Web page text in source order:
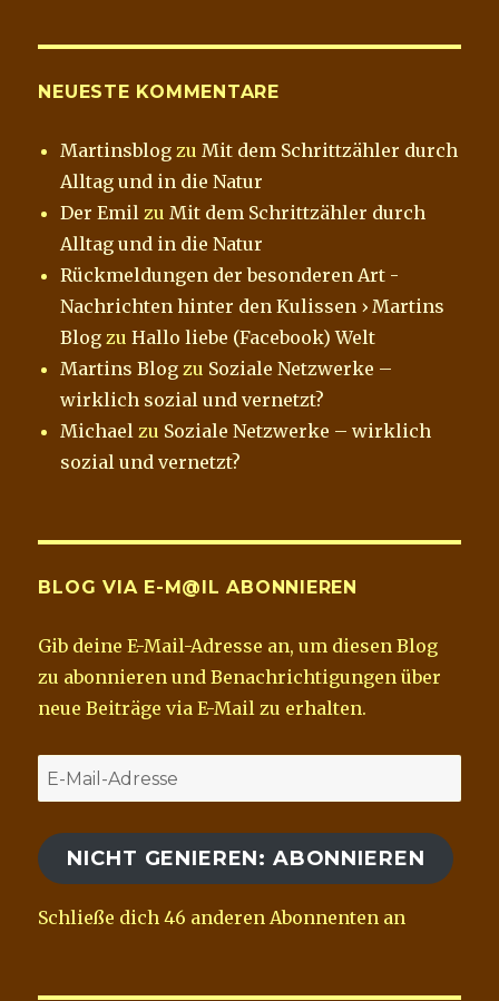
NEUESTE KOMMENTARE
Martinsblog zuMit dem Schrittzähler durch
Alltag und in die Natur
Der Emil zuMit dem Schrittzähler durch
Alltag und in die Natur
Rückmeldungen der besonderen Art -
Nachrichten hinter den Kulissen › Martins
Blog zuHallo liebe (Facebook) Welt
Martins Blog zu Soziale Netzwerke –
wirklich sozial und vernetzt?
Michael zu Soziale Netzwerke – wirklich
sozial und vernetzt?
BLOG VIA E-M@IL ABONNIEREN
Gib deine E-Mail-Adresse an, um diesen Blog
zu abonnieren und Benachrichtigungen über
neue Beiträge via E-Mail zu erhalten.
E-
Mail-
Adresse
NICHT GENIEREN: ABONNIEREN
Schließe dich 46 anderen Abonnenten an